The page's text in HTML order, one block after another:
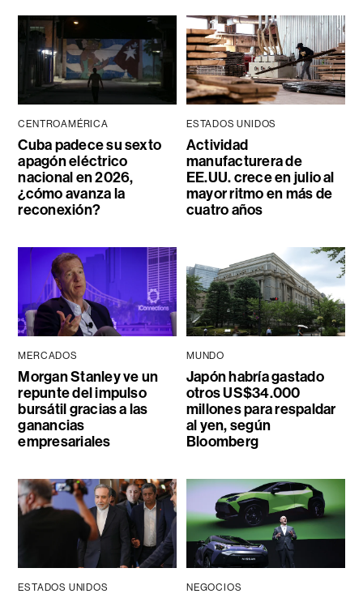
CENTROAMÉRICA
Cuba padece su sexto
apagón eléctrico
nacional en 2026,
¿cómo avanza la
reconexión?
ESTADOS UNIDOS
Actividad
manufacturera de
EE.UU. crece en julio al
mayor ritmo en más de
cuatro años
MERCADOS
Morgan Stanley ve un
repunte del impulso
bursátil gracias a las
ganancias
empresariales
MUNDO
Japón habría gastado
otros US$34.000
millones para respaldar
al yen, según
Bloomberg
ESTADOS UNIDOS NEGOCIOS